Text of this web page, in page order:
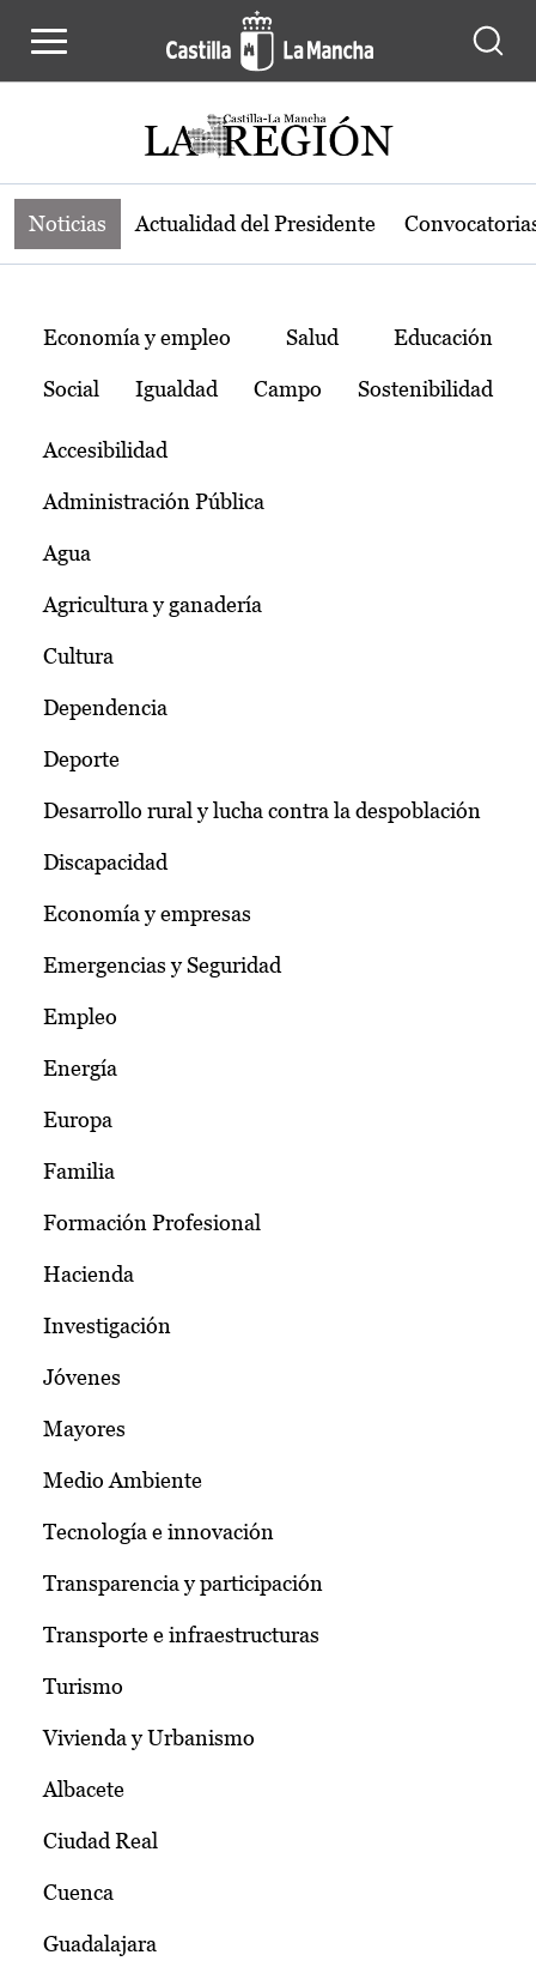
Noticias de la región de Castilla-La
Noticias Actualidad del Presidente
Temas
Economía y empleo Salud Educación
Social Igualdad Campo Sostenibilidad
Accesibilidad
Administración Pública
Agua
Agricultura y ganadería
Cultura
Dependencia
Deporte
Desarrollo rural y lucha contra la despoblación
Discapacidad
Economía y empresas
Emergencias y Seguridad
Empleo
Energía
Europa
Familia
Formación Profesional
Hacienda
Investigación
Jóvenes
Mayores
Medio Ambiente
Tecnología e innovación
Transparencia y participación
Transporte e infraestructuras
Turismo
Vivienda y Urbanismo
Albacete
Ciudad Real
Cuenca
Guadalajara